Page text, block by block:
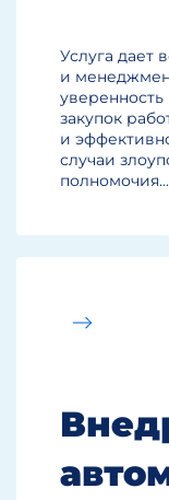
Услуга дает
и
закупок
и
случаи
полномочия...